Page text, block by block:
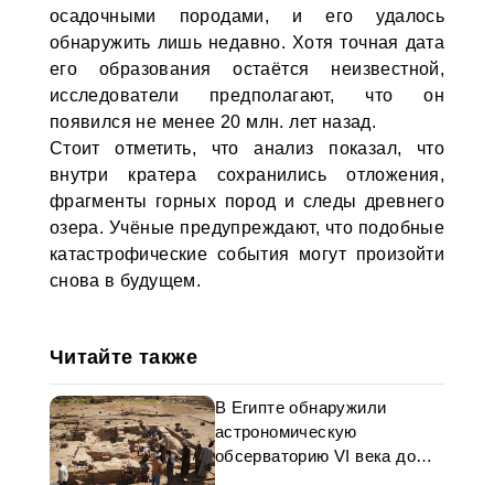
осадочными породами, и его удалось
обнаружить лишь недавно. Хотя точная дата
его образования остаётся неизвестной,
исследователи предполагают, что он
появился не менее 20 млн. лет назад.
Стоит отметить, что анализ показал, что
внутри кратера сохранились отложения,
фрагменты горных пород и следы древнего
озера. Учёные предупреждают, что подобные
катастрофические события могут произойти
снова в будущем.
Читайте также
В Египте обнаружили
астрономическую
обсерваторию VI века до
нашей эры